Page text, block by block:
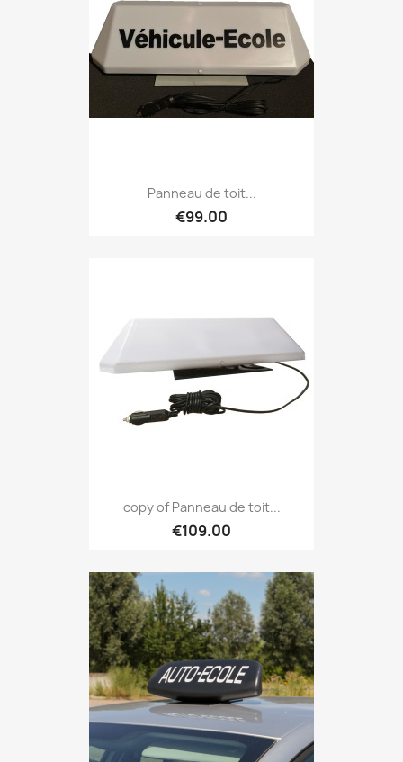
Panneau de toit...
€99.00
copy of Panneau de toit...
€109.00